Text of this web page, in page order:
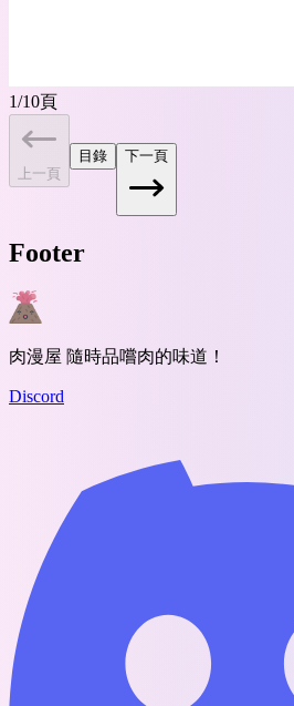
1/10頁
上一頁
目錄 下一頁
Footer
肉漫屋 隨時品嚐肉的味道！
Discord